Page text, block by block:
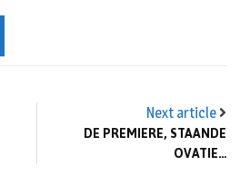
Next article
DE PREMIERE, STAANDE
OVATIE…